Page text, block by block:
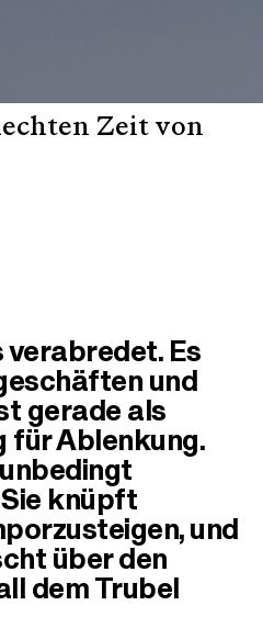
Zeit von
verabredet. Es
und
gerade als
für Ablenkung.
knüpft
und
über den
dem Trubel